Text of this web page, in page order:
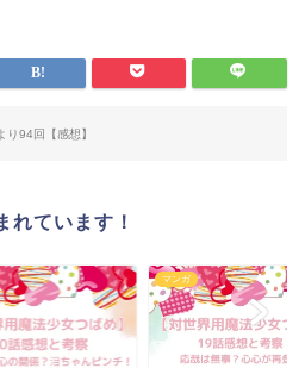
り94回【感想】
れています！
マンガ